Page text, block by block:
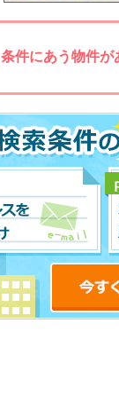
条件にあう物件が